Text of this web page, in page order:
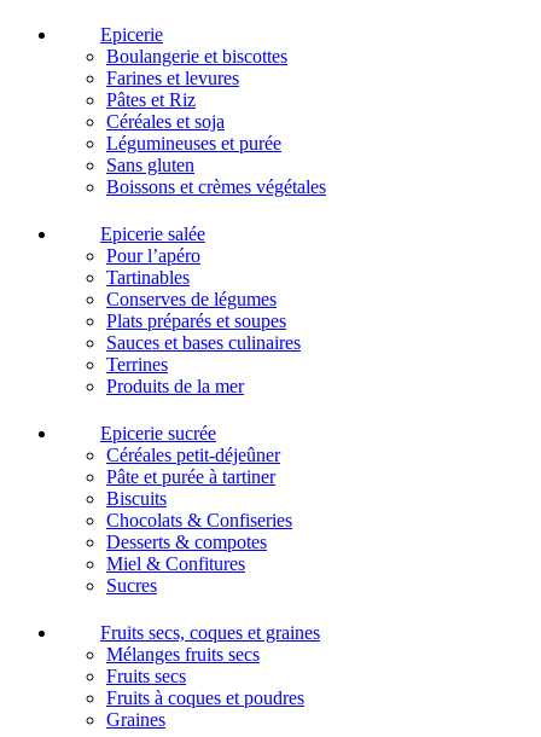
Epicerie
Boulangerie et biscottes
Farines et levures
Pâtes et Riz
Céréales et soja
Légumineuses et purée
Sans gluten
Boissons et crèmes végétales
Epicerie salée
Pour l’apéro
Tartinables
Conserves de légumes
Plats préparés et soupes
Sauces et bases culinaires
Terrines
Produits de la mer
Epicerie sucrée
Céréales petit-déjeûner
Pâte et purée à tartiner
Biscuits
Chocolats & Confiseries
Desserts & compotes
Miel & Confitures
Sucres
Fruits secs, coques et graines
Mélanges fruits secs
Fruits secs
Fruits à coques et poudres
Graines